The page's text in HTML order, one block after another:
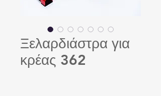
Ξελαρδιάστρα για
κρέας 362